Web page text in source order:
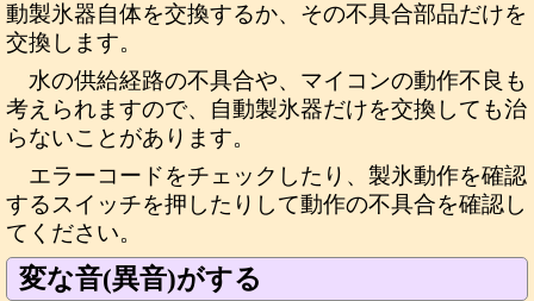
動製氷器自体を交換するか、その不具合部品だけを
交換します。
水の供給経路の不具合や、マイコンの動作不良も
考えられますので、自動製氷器だけを交換しても治
らないことがあります。
エラーコードをチェックしたり、製氷動作を確認
するスイッチを押したりして動作の不具合を確認し
てください。
変な音(異音)がする